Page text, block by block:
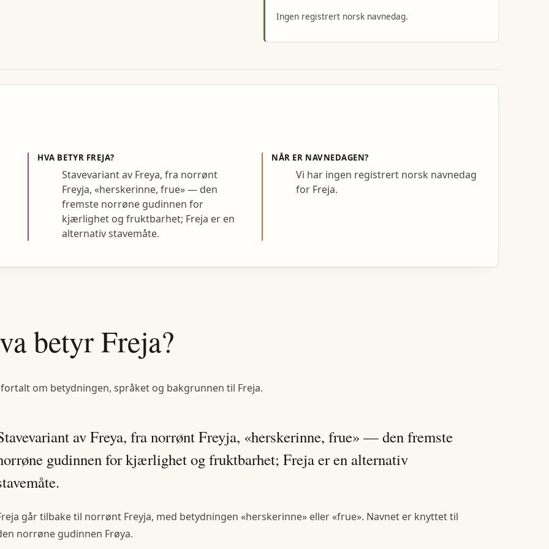
Ingen registrert norsk navnedag.
HVA BETYR FREJA?
Stavevariant av Freya, fra norrønt
Freyja, «herskerinne, frue» — den
fremste norrøne gudinnen for
kjærlighet og fruktbarhet; Freja er en
alternativ stavemåte.
NÅR ER NAVNEDAGEN?
Vi har ingen registrert norsk navnedag
for Freja.
betyrFreja?
om betydningen, språket og bakgrunnen til Freja.
av Freya, fra norrønt Freyja, «herskerinne, frue» — den fremste
gudinnen for kjærlighet og fruktbarhet; Freja er en alternativ
går tilbake til norrønt Freyja, med betydningen «herskerinne» eller «frue». Navnet er knyttet til
norrøne gudinnen Frøya.